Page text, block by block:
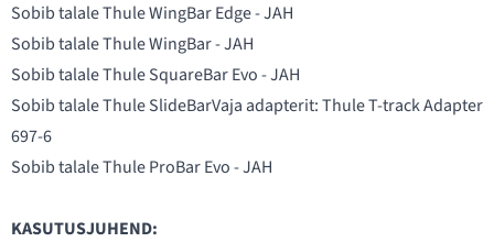
Sobib talale Thule WingBar Edge - JAH
Sobib talale Thule WingBar - JAH
Sobib talale Thule SquareBar Evo - JAH
Sobib talale Thule SlideBarVaja adapterit:Thule T-track Adapter
697-6
Sobib talale Thule ProBar Evo - JAH
KASUTUSJUHEND: